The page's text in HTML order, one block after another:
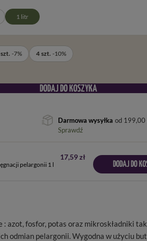
1 litr
szt. -7% 4 szt. -10%
DODAJ DO KOSZYKA
Darmowa wysyłka od 199,00
Sprawdź
pelargonii 1 l
17,59 zł
DODAJ DO
azot, fosfor, potas oraz mikroskładniki
odmian pelargonii. Wygodna w użyciu